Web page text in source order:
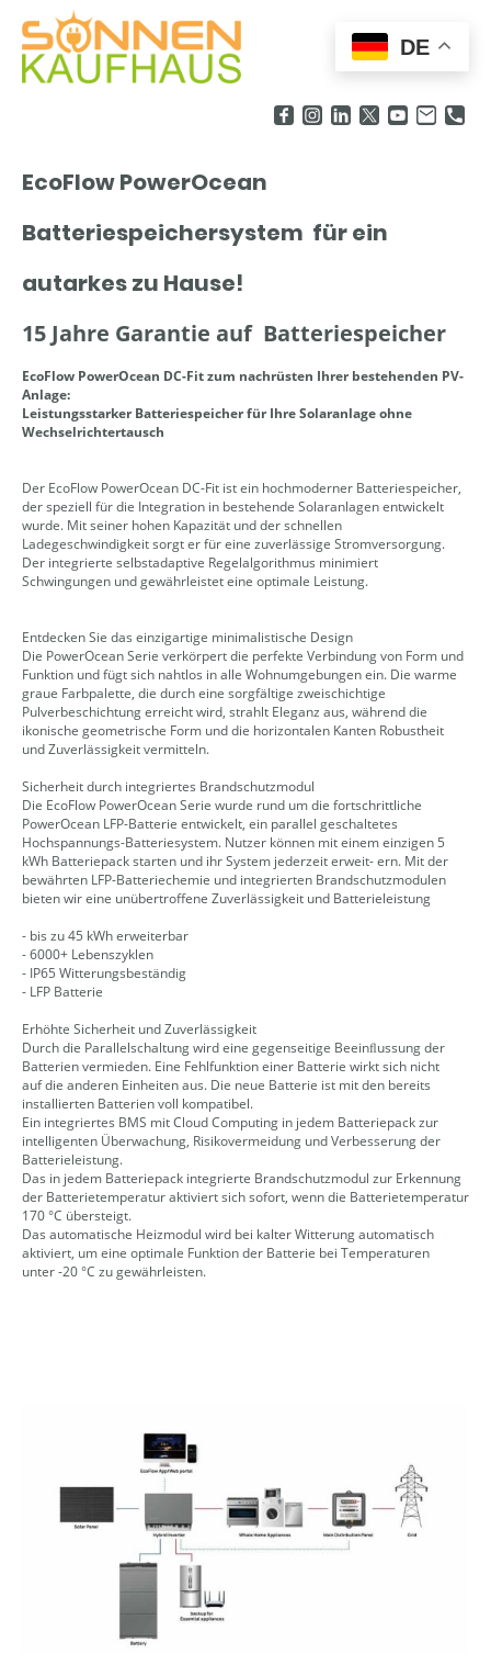
EcoFlow PowerOcean
Batteriespeichersystem für ein
autarkes zu Hause!
15 Jahre Garantie auf Batteriespeicher
EcoFlow PowerOcean DC-Fit zum nachrüsten Ihrer bestehenden PV-
Anlage:
Leistungsstarker Batteriespeicher für Ihre Solaranlage ohne
Wechselrichtertausch
Der EcoFlow PowerOcean DC-Fit ist ein hochmoderner Batteriespeicher,
der speziell für die Integration in bestehende Solaranlagen entwickelt
wurde. Mit seiner hohen Kapazität und der schnellen
Ladegeschwindigkeit sorgt er für eine zuverlässige Stromversorgung.
Der integrierte selbstadaptive Regelalgorithmus minimiert
Schwingungen und gewährleistet eine optimale Leistung.
Entdecken Sie das einzigartige minimalistische Design
Die PowerOcean Serie verkörpert die perfekte Verbindung von Form und
Funktion und fügt sich nahtlos in alle Wohnumgebungen ein. Die warme
graue Farbpalette, die durch eine sorgfältige zweischichtige
Pulverbeschichtung erreicht wird, strahlt Eleganz aus, während die
ikonische geometrische Form und die horizontalen Kanten Robustheit
und Zuverlässigkeit vermitteln.
Sicherheit durch integriertes Brandschutzmodul
Die EcoFlow PowerOcean Serie wurde rund um die fortschrittliche
PowerOcean LFP-Batterie entwickelt, ein parallel geschaltetes
Hochspannungs-Batteriesystem. Nutzer können mit einem einzigen 5
kWh Batteriepack starten und ihr System jederzeit erweit- ern. Mit der
bewährten LFP-Batteriechemie und integrierten Brandschutzmodulen
bieten wir eine unübertroffene Zuverlässigkeit und Batterieleistung
- bis zu 45 kWh erweiterbar
- 6000+ Lebenszyklen
- IP65 Witterungsbeständig
- LFP Batterie
Erhöhte Sicherheit und Zuverlässigkeit
Durch die Parallelschaltung wird eine gegenseitige Beeinﬂussung der
Batterien vermieden. Eine Fehlfunktion einer Batterie wirkt sich nicht
auf die anderen Einheiten aus. Die neue Batterie ist mit den bereits
installierten Batterien voll kompatibel.
Ein integriertes BMS mit Cloud Computing in jedem Batteriepack zur
intelligenten Überwachung, Risikovermeidung und Verbesserung der
Batterieleistung.
Das in jedem Batteriepack integrierte Brandschutzmodul zur Erkennung
der Batterietemperatur aktiviert sich sofort, wenn die Batterietemperatur
170 °C übersteigt.
Das automatische Heizmodul wird bei kalter Witterung automatisch
aktiviert, um eine optimale Funktion der Batterie bei Temperaturen
unter -20 °C zu gewährleisten.
DE